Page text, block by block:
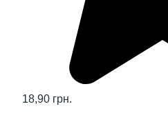
18,90 грн.